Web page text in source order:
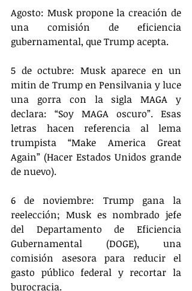
Agosto: Musk propone la creación de
una comisión de eficiencia
gubernamental, que Trump acepta.
5 de octubre: Musk aparece en un
mitin de Trump en Pensilvania y luce
una gorra con la sigla MAGA y
declara: “Soy MAGA oscuro”. Esas
letras hacen referencia al lema
trumpista “Make America Great
Again” (Hacer Estados Unidos grande
de nuevo).
6 de noviembre: Trump gana la
reelección; Musk es nombrado jefe
del Departamento de Eficiencia
Gubernamental (DOGE), una
comisión asesora para reducir el
gasto público federal y recortar la
burocracia.